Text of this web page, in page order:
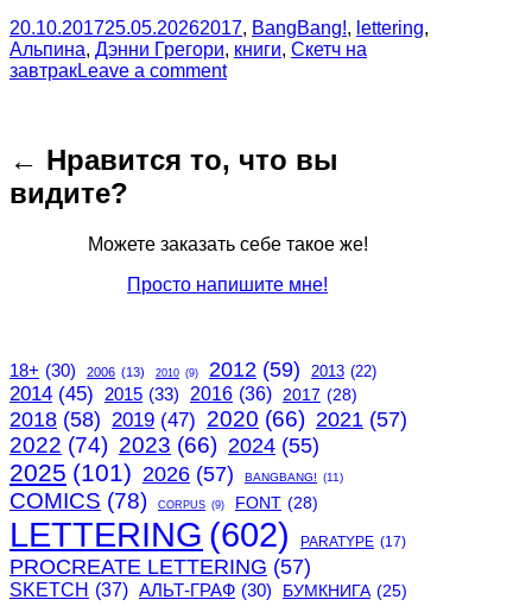
книги
“Скетч
на
20.10.201725.05.20262017, BangBang!, lettering,
Альпина, Дэнни Грегори, книги, Скетч на
завтракLeave a comment
← Нравится то, что вы
видите?
Можете заказать себе такое же!
Просто напишите мне!
18+ (30) 2006 (13) 2010 (9) 2012 (59) 2013 (22)
2014 (45) 2015 (33) 2016 (36) 2017 (28)
2018 (58) 2019 (47) 2020 (66) 2021 (57)
2022 (74) 2023 (66) 2024 (55)
2025 (101) 2026 (57) BANGBANG! (11)
COMICS (78) CORPUS (9) FONT (28)
LETTERING (602) PARATYPE (17)
PROCREATE LETTERING (57)
SKETCH (37) АЛЬТ-ГРАФ (30) БУМКНИГА (25)